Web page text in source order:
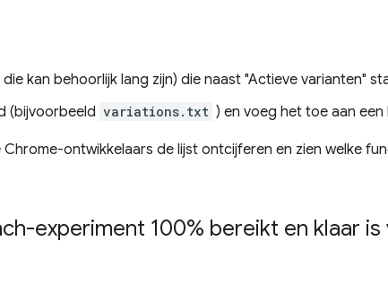
kan behoorlijk lang zijn) die naast "Actieve varianten"
(bijvoorbeeld variations.txt ) en voeg het toe aan een
ontwikkelaars de lijst ontcijferen en zien welke
experiment 100% bereikt en klaar is